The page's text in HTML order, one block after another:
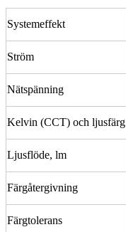
Systemeffekt
Ström
Nätspänning
Kelvin (CCT) och ljusfärg
Ljusflöde, lm
Färgåtergivning
Färgtolerans